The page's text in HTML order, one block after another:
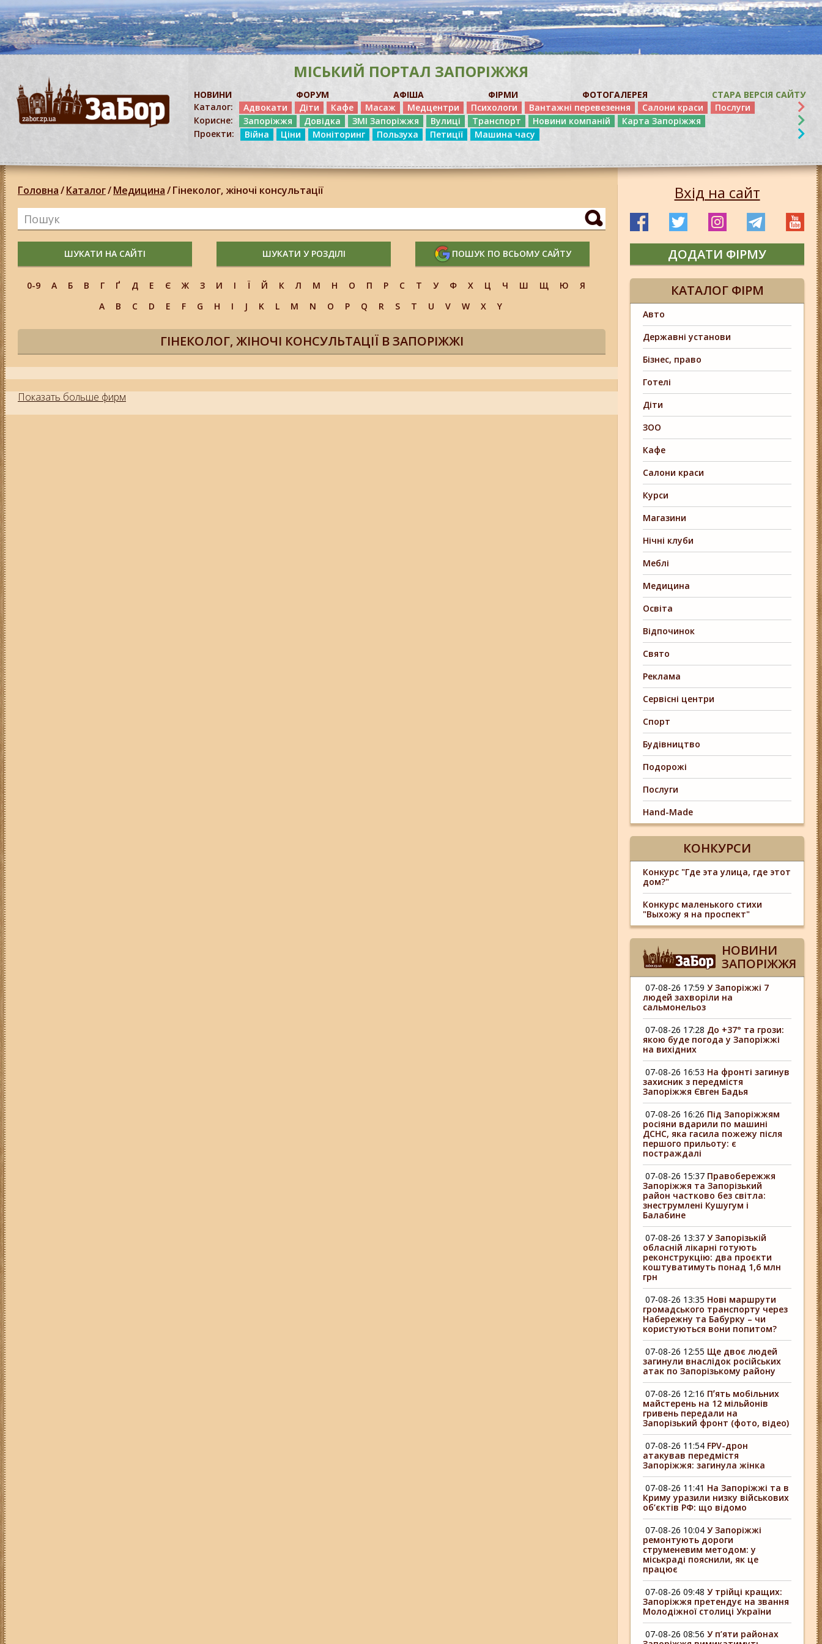
МІСЬКИЙ ПОРТАЛ ЗАПОРІЖЖЯ
НОВИНИ ФОРУМ АФІША ФІРМИ ФОТОГАЛЕРЕЯ
СТАРА ВЕРСІЯ САЙТУ
Каталог:
Адвокати Діти Кафе Масаж Медцентри Психологи Вантажні перевезення Салони краси
Послуги
Корисне:
Запоріжжя Довідка ЗМІ Запоріжжя Вулиці Транспорт Новини компаній
Карта Запоріжжя
Проекти:
Війна Ціни Моніторинг Пользуха Петиції Машина часу
Головна/Каталог/Медицина/Гінеколог, жіночі консультації
ШУКАТИ НА САЙТІ ШУКАТИ У РОЗДІЛІ ПОШУК ПО ВСЬОМУ САЙТУ
0-9 А Б В Г Ґ Д Е Є Ж З И І Ї Й К Л М Н О П Р С Т У Ф Х Ц Ч Ш Щ Ю
Я
A
B C D E F G H I J K L M N O P Q R S T U V W X Y
ГІНЕКОЛОГ, ЖІНОЧІ КОНСУЛЬТАЦІЇ В ЗАПОРІЖЖІ
Показать больше фирм
Вхід на сайт
ДОДАТИ ФІРМУ
КАТАЛОГ ФІРМ
Авто
Державні установи
Бізнес, право
Готелі
Діти
ЗОО
Кафе
Салони краси
Курси
Магазини
Нічні клуби
Меблі
Медицина
Освіта
Відпочинок
Свято
Реклама
Сервісні центри
Спорт
Будівництво
Подорожі
Послуги
Hand-Made
КОНКУРСИ
Конкурс "Где эта улица, где этот
дом?"
Конкурс маленького стихи
"Выхожу я на проспект"
НОВИНИ
ЗАПОРІЖЖЯ
07-08-26 17:59 У Запоріжжі 7
людей захворіли на
сальмонельоз
07-08-26 17:28 До +37° та грози:
якою буде погода у Запоріжжі
на вихідних
07-08-26 16:53 На фронті загинув
захисник з передмістя
Запоріжжя Євген Бадья
07-08-26 16:26 Під Запоріжжям
росіяни вдарили по машині
ДСНС, яка гасила пожежу після
першого прильоту: є
постраждалі
07-08-26 15:37 Правобережжя
Запоріжжя та Запорізький
район частково без світла:
знеструмлені Кушугум і
Балабине
07-08-26 13:37 У Запорізькій
обласній лікарні готують
реконструкцію: два проєкти
коштуватимуть понад 1,6 млн
грн
07-08-26 13:35 Нові маршрути
громадського транспорту через
Набережну та Бабурку – чи
користуються вони попитом?
07-08-26 12:55 Ще двоє людей
загинули внаслідок російських
атак по Запорізькому району
07-08-26 12:16 Пʼять мобільних
майстерень на 12 мільйонів
гривень передали на
Запорізький фронт (фото, відео)
07-08-26 11:54 FPV-дрон
атакував передмістя
Запоріжжя: загинула жінка
07-08-26 11:41 На Запоріжжі та в
Криму уразили низку військових
об’єктів РФ: що відомо
07-08-26 10:04 У Запоріжжі
ремонтують дороги
струменевим методом: у
міськраді пояснили, як це
працює
07-08-26 09:48 У трійці кращих:
Запоріжжя претендує на звання
Молодіжної столиці України
07-08-26 08:56 У п’яти районах